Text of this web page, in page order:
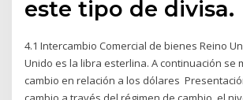
este tipo de divisa.
4.1 Intercambio Comercial de bienes Reino
Unido es la libra esterlina. A continuación se
cambio en relación a los dólares